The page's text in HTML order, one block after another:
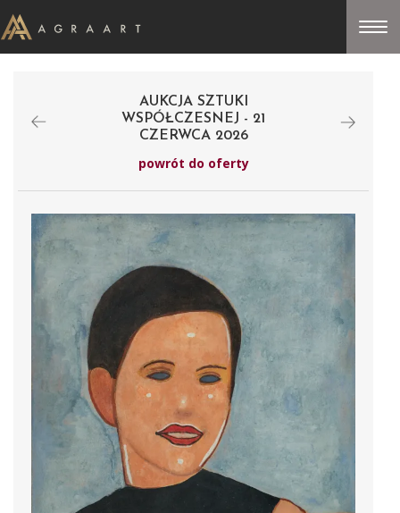
AUKCJA SZTUKI
WSPÓŁCZESNEJ - 21
CZERWCA 2026
powrót do oferty